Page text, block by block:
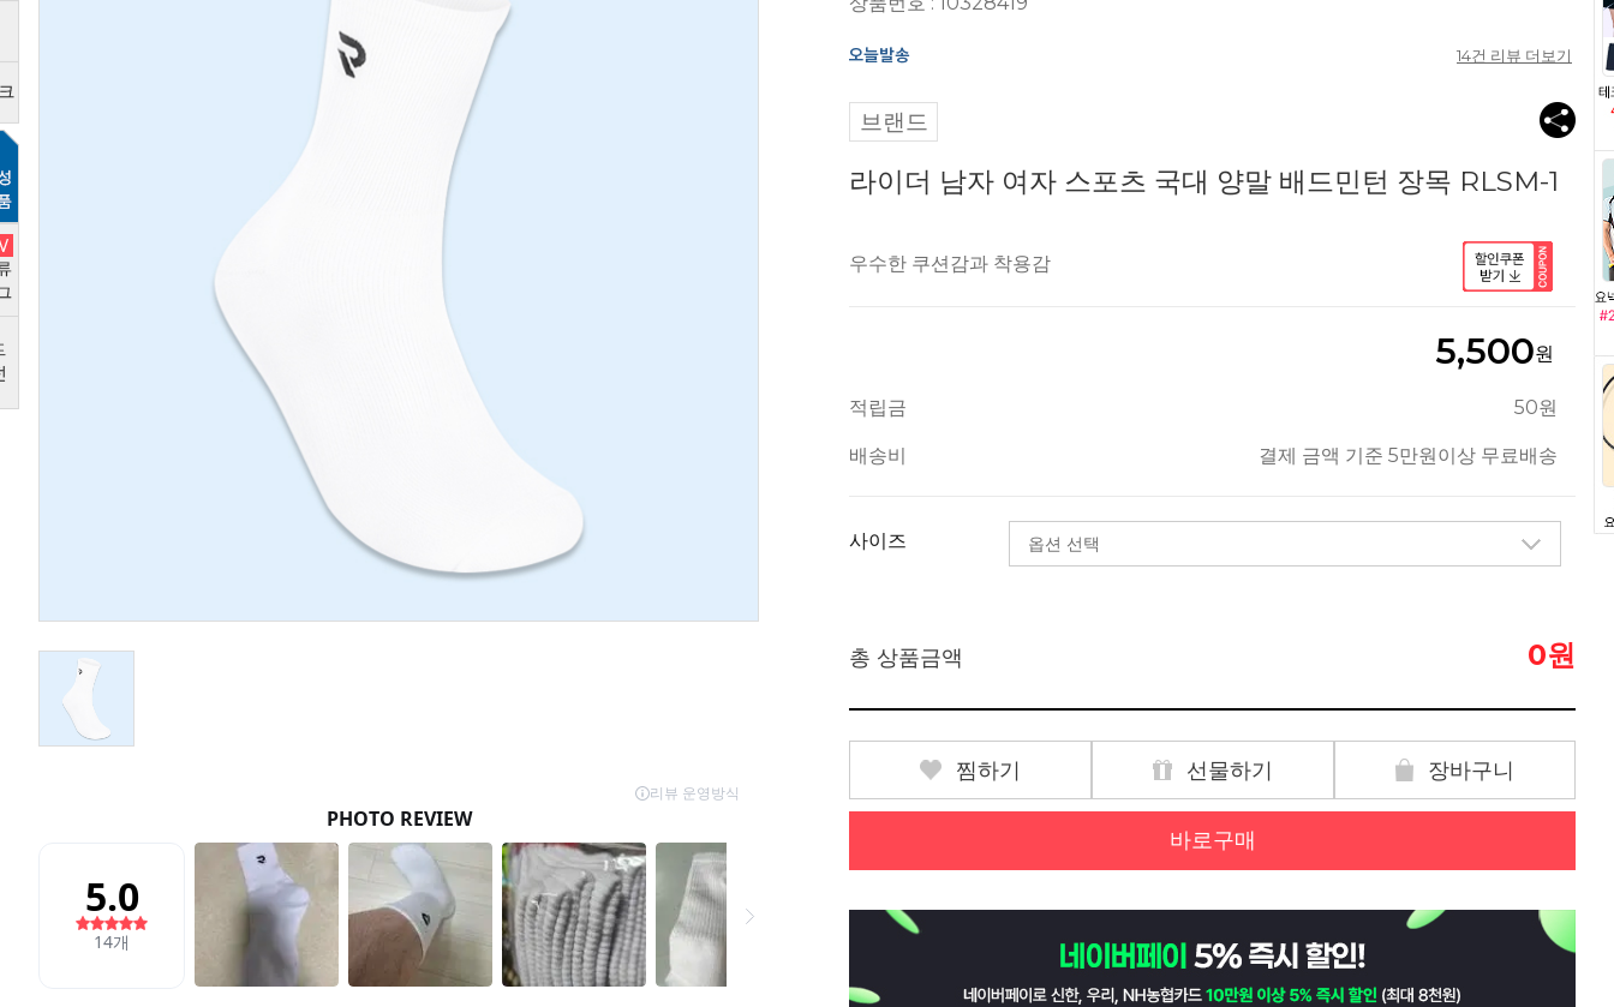
14건 리뷰 더보기
브랜드
라이더 남자 여자 스포츠 국대 양말 배드민턴 장목 RLSM-1
우수한 쿠션감과 착용감
5,500원
적립금 50원
배송비 결제 금액 기준 5만원이상 무료배송
사이즈
총 상품금액 0원
찜하기 선물하기 장바구니
바로구매